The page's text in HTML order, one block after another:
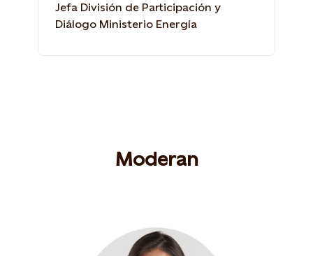
Jefa División de Participación y
Diálogo Ministerio Energía
Moderan